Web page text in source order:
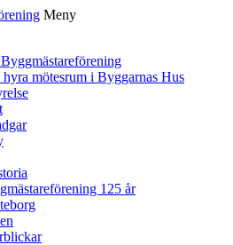
Meny
mötesrum i Byggarnas Hus
125 år